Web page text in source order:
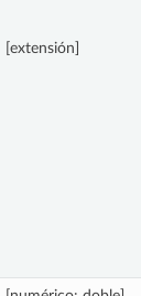
[extensión]